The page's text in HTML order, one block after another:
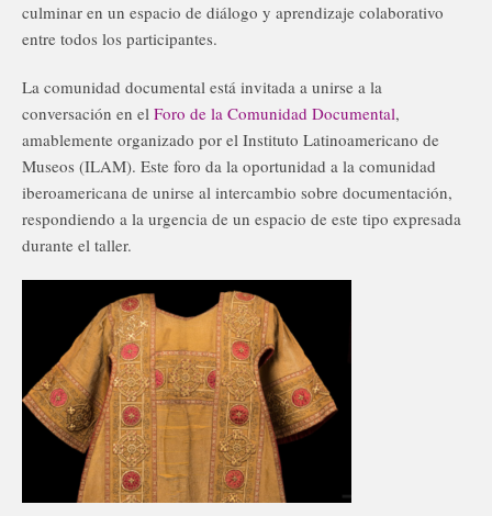
culminar en un espacio de diálogo y aprendizaje colaborativo
entre todos los participantes.
La comunidad documental está invitada a unirse a la
conversación en el Foro de la Comunidad Documental,
amablemente organizado por el Instituto Latinoamericano de
Museos (ILAM). Este foro da la oportunidad a la comunidad
iberoamericana de unirse al intercambio sobre documentación,
respondiendo a la urgencia de un espacio de este tipo expresada
durante el taller.